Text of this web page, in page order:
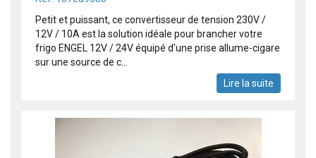
Petit et puissant, ce convertisseur de tension 230V /
12V / 10A est la solution idéale pour brancher votre
frigo ENGEL 12V / 24V équipé d'une prise allume-cigare
sur une source de c...
Lire la suite